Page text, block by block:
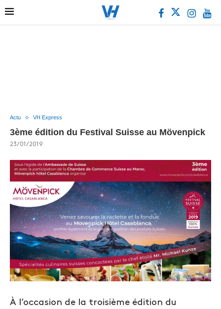
Actu VH Express
3ème édition du Festival Suisse au Mövenpick
23/01/2019
À l’occasion de la troisième édition du